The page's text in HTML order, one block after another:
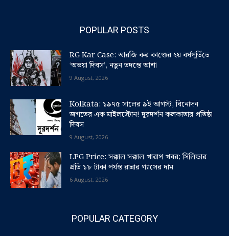
POPULAR POSTS
RG Kar Case: আরজি কর কাণ্ডের ২য় বর্ষপূর্তিতে
‘অভয়া দিবস’, নতুন তদন্তে আশা
9 August, 2026
Kolkata: ১৯৭৫ সালের ৯ই আগস্ট, বিনোদন
জগতের এক মাইলস্টোন! দূরদর্শন কলকাতার প্রতিষ্ঠা
দিবস
9 August, 2026
LPG Price: সক্কাল সক্কাল খারাপ খবর; সিলিন্ডার
প্রতি ১৮ টাকা পর্যন্ত রান্নার গ্যাসের দাম
6 August, 2026
POPULAR CATEGORY